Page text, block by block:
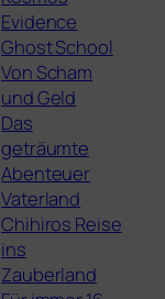
Evidence
Ghost School
Von Scham
und Geld
Das
geträumte
Abenteuer
Vaterland
Chihiros Reise
ins
Zauberland